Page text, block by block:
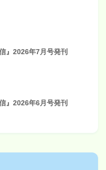
』2026年7月号発刊
』2026年6月号発刊